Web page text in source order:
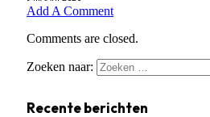
Add A Comment
Comments are closed.
Zoeken naar:
Recente berichten